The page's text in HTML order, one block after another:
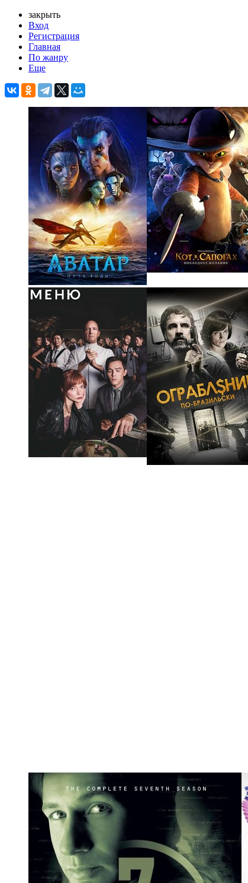
закрыть
Вход
Регистрация
Главная
По жанру
Еще